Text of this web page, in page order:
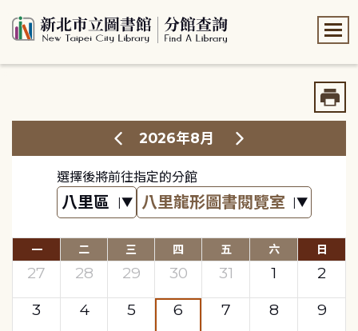
2026年8月
選擇後將前往指定的分館
一 二 三 四 五 六 日
27 28 29 30 31 1
2
3
4 5 6 7 8
9